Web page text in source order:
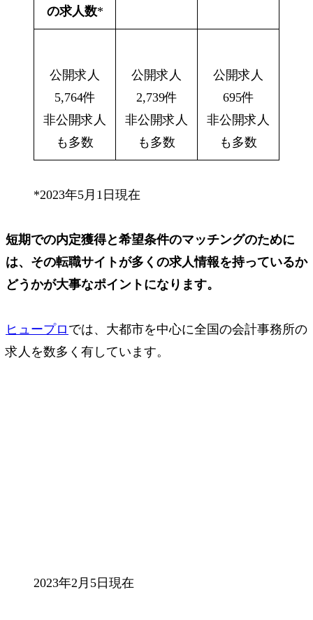
の求人数*
公開求人
5,764件
非公開求人
も多数
公開求人
2,739件
非公開求人
も多数
公開求人
695件
非公開求人
も多数
*2023年5月1日現在
短期での内定獲得と希望条件のマッチングのために
は、その転職サイトが多くの求人情報を持っているか
どうかが大事なポイントになります。
ヒュープロ では、大都市を中心に全国の会計事務所の
求人を数多く有しています。
2023年2月5日現在